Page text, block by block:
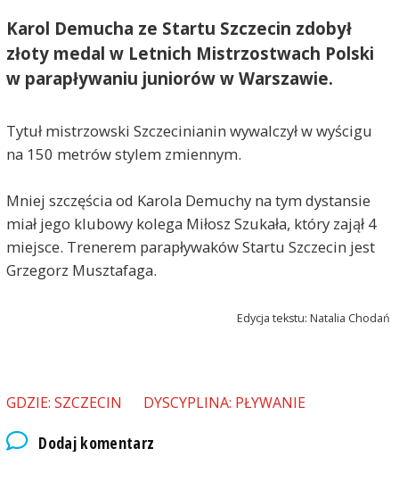
Karol Demucha ze Startu Szczecin zdobył
złoty medal w Letnich Mistrzostwach Polski
w parapływaniu juniorów w Warszawie.
Tytuł mistrzowski Szczecinianin wywalczył w wyścigu
na 150 metrów stylem zmiennym.
Mniej szczęścia od Karola Demuchy na tym dystansie
miał jego klubowy kolega Miłosz Szukała, który zajął 4
miejsce. Trenerem parapływaków Startu Szczecin jest
Grzegorz Musztafaga.
Edycja tekstu: Natalia Chodań
GDZIE: SZCZECIN DYSCYPLINA: PŁYWANIE
Dodaj komentarz